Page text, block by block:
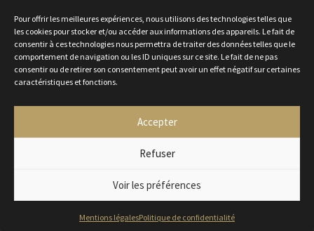
Pour offrir les meilleures expériences, nous utilisons des technologies telles que
les cookies pour stocker et/ou accéder aux informations des appareils. Le fait de
consentir à ces technologies nous permettra de traiter des données telles que le
comportement de navigation ou les ID uniques sur ce site. Le fait de ne pas
consentir ou de retirer son consentement peut avoir un effet négatif sur certaines
caractéristiques et fonctions.
Accepter
Refuser
Voir les préférences
Mentions légalesPolitique de confidentialité
Mentions légales
Rejoignez-nous
2024 © Agence DCM